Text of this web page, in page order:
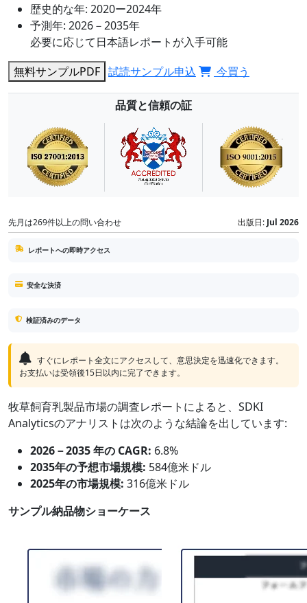
歴史的な年: 2020ー2024年
予測年: 2026－2035年
必要に応じて日本語レポートが入手可能
無料サンプルPDF 試読サンプル申込 今買う
品質と信頼の証
先月は269件以上の問い合わせ 出版日: Jul 2026
レポートへの即時アクセス
安全な決済
検証済みのデータ
すぐにレポート全文にアクセスして、意思決定を迅速化できます。
お支払いは受領後15日以内に完了できます。
牧草飼育乳製品市場の調査レポートによると、SDKI
Analyticsのアナリストは次のような結論を出しています:
2026－2035 年の CAGR: 6.8%
2035年の予想市場規模: 584億米ドル
2025年の市場規模: 316億米ドル
サンプル納品物ショーケース